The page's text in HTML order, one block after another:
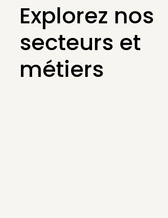
Explorez nos
secteurs et
métiers